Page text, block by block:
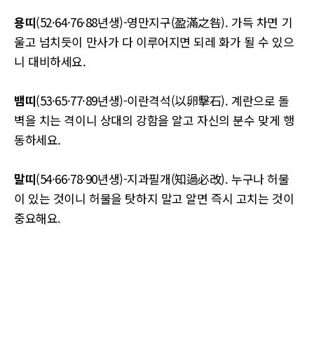
용띠(52·64·76·88년생)-영만지구(盈滿之咎). 가득 차면 기
울고 넘치듯이 만사가 다 이루어지면 되레 화가 될 수 있으
니 대비하세요.
뱀띠(53·65·77·89년생)-이란격석(以卵擊石). 계란으로 돌
벽을 치는 격이니 상대의 강함을 알고 자신의 분수 맞게 행
동하세요.
말띠(54·66·78·90년생)-지과필개(知過必改). 누구나 허물
이 있는 것이니 허물을 탓하지 말고 알면 즉시 고치는 것이
중요해요.